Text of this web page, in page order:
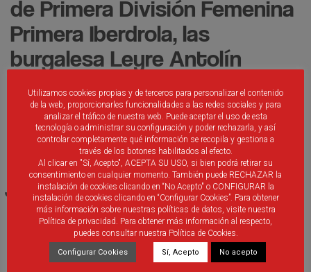
de Primera División Femenina
Primera Iberdrola, las
burgalesa Leyre Antolín
Miguel y la salmantina
Victoria Zander Velloso
acudirán el 30 de abril a la
Ciudad del Fútbol de la RFEF
junto con otras 18 árbitras de
distintos Comités
Autonómicos.
Facebook
TwitterEmailPrintWhatsApp
Compartir
Utilizamos cookies propias y de terceros para personalizar el contenido
de la web, proporcionarles funcionalidades a las redes sociales y para
analizar el tráfico de nuestra web. Puede aceptar el uso de esta
tecnología o administrar su configuración y poder rechazarla, y así
controlar completamente qué información se recopila y gestiona a
través de los botones habilitados al efecto.
Al clicar en "Sí, Acepto", ACEPTA SU USO, si bien podrá retirar su
consentimiento en cualquier momento. También puede RECHAZAR la
instalación de cookies clicando en “No Acepto" o CONFIGURAR la
instalación de cookies clicando en “Configurar Cookies”. Para obtener
más información sobre nuestras políticas de datos, visite nuestra
Política de privacidad. Para obtener más información al respecto,
puedes consultar nuestra Política de Cookies.
Configurar Cookies Sí, Acepto No acepto